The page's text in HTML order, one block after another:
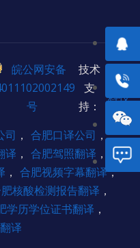
皖公网安备
号
技术
支
持：
欣宸
科技
司 ， 合肥口译公司 ，
译 ， 合肥驾照翻译 ，
， 合肥视频字幕翻译，
核酸检测报告翻译 ，
学历学位证书翻译 ，
译